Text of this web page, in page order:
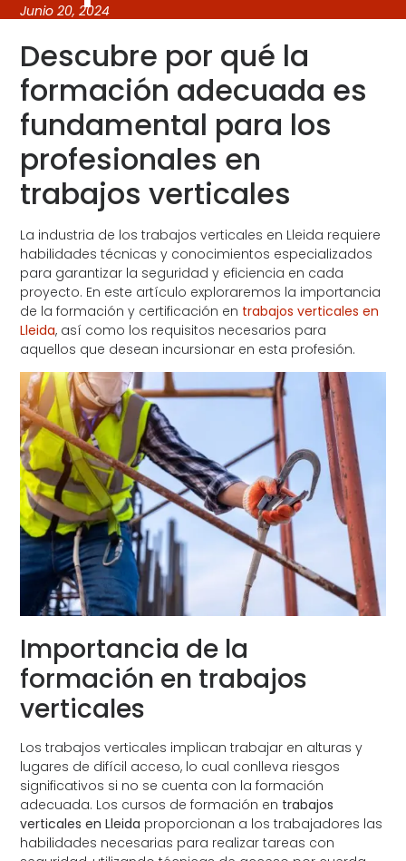
Junio 20, 2024
Descubre por qué la
formación adecuada es
fundamental para los
profesionales en
trabajos verticales
La industria de los trabajos verticales en Lleida requiere
habilidades técnicas y conocimientos especializados
para garantizar la seguridad y eficiencia en cada
proyecto. En este artículo exploraremos la importancia
de la formación y certificación en trabajos verticales en
Lleida, así como los requisitos necesarios para
aquellos que desean incursionar en esta profesión.
Importancia de la
formación en trabajos
verticales
Los trabajos verticales implican trabajar en alturas y
lugares de difícil acceso, lo cual conlleva riesgos
significativos si no se cuenta con la formación
adecuada. Los cursos de formación en trabajos
verticales en Lleida proporcionan a los trabajadores las
habilidades necesarias para realizar tareas con